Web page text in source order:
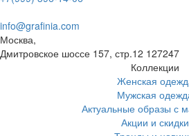
info@grafinia.com
Москва,
Дмитровское шоссе 157, стр.12 127247
Коллекции
Женская
Мужская
Актуальные образы с
Акции и скидки